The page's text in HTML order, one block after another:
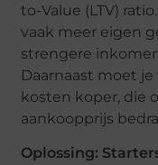
to-Value (LTV)
vaak meer eigen
strengere
Daarnaast moet
kosten koper, die
aankoopprijs
Oplossing: